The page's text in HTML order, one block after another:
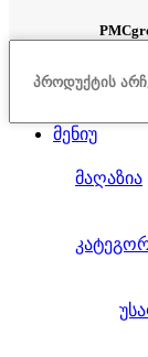
მენიუ
მაღაზია